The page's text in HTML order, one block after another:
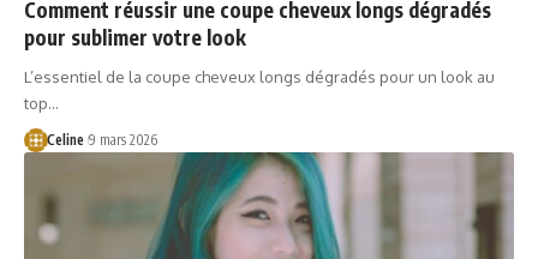
Comment réussir une coupe cheveux longs dégradés
pour sublimer votre look
L’essentiel de la coupe cheveux longs dégradés pour un look au
top…
Celine 9 mars 2026